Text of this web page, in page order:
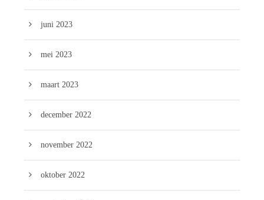
juni 2023
mei 2023
maart 2023
december 2022
november 2022
oktober 2022